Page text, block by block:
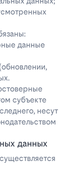
данные
субъекте
несут
данных